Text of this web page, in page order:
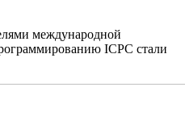
международной
ICPC стали